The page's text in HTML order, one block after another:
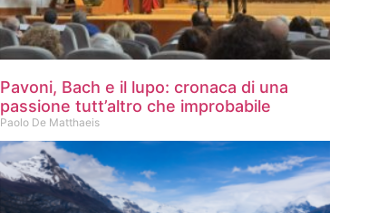
Pavoni, Bach e il lupo: cronaca di una
passione tutt’altro che improbabile
Paolo De Matthaeis